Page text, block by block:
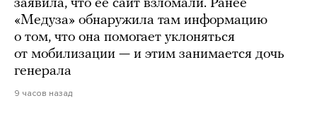
заявила, что ее сайт взломали. Ранее
«Медуза» обнаружила там информацию
о том, что она помогает уклоняться
от мобилизации — и этим занимается дочь
генерала
9 часов назад